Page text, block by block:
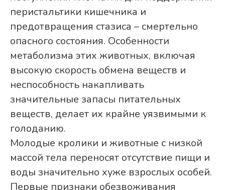
перистальтики кишечника и
предотвращения стазиса – смертельно
опасного состояния. Особенности
метаболизма этих животных, включая
высокую скорость обмена веществ и
неспособность накапливать
значительные запасы питательных
веществ, делает их крайне уязвимыми к
голоданию.
Молодые кролики и животные с низкой
массой тела переносят отсутствие пищи и
воды значительно хуже взрослых особей.
Первые признаки обезвоживания